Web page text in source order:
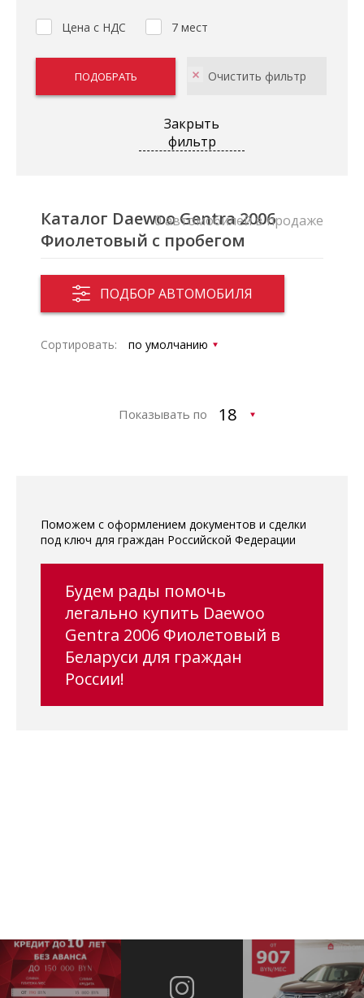
Цена с НДС 7 мест
Закрыть
фильтр
Каталог Daewoo Gentra 2006
Фиолетовый с пробегом
ПОДБОР АВТОМОБИЛЯ
0 автомобилей в продаже
Сортировать:
Показывать по
Поможем с оформлением документов и сделки
под ключ для граждан Российской Федерации
Будем рады помочь
легально купить Daewoo
Gentra 2006 Фиолетовый в
Беларуси для граждан
России!